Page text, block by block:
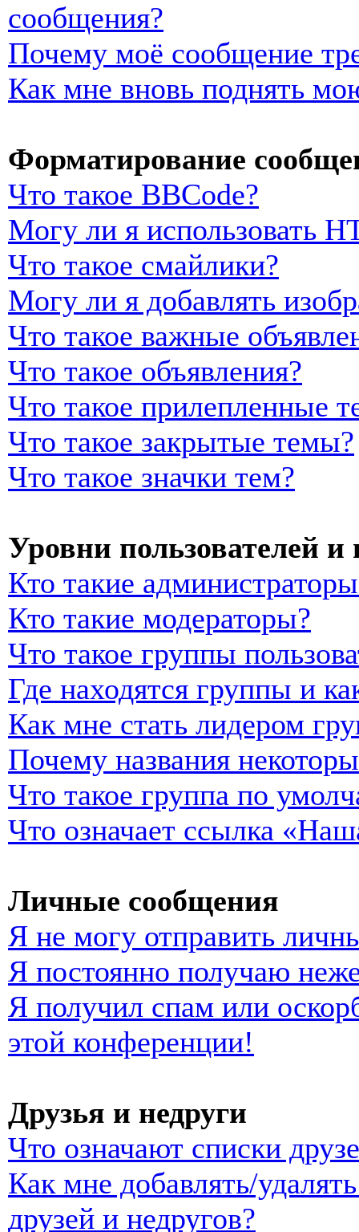
сообщения?
Почему моё сообщение
Как мне вновь поднять
Форматирование
Что такое BBCode?
Могу ли я использовать
Что такое смайлики?
Могу ли я добавлять
Что такое важные
Что такое объявления?
Что такое прилепленные
Что такое закрытые темы?
Что такое значки тем?
Уровни пользователей
Кто такие
Кто такие модераторы?
Что такое группы
Где находятся группы и
Как мне стать лидером
Почему названия
Что такое группа по
Что означает ссылка
Личные сообщения
Я не могу отправить
Я постоянно получаю
Я получил спам или
этой конференции!
Друзья и недруги
Что означают списки
Как мне добавлять/
друзей и недругов?